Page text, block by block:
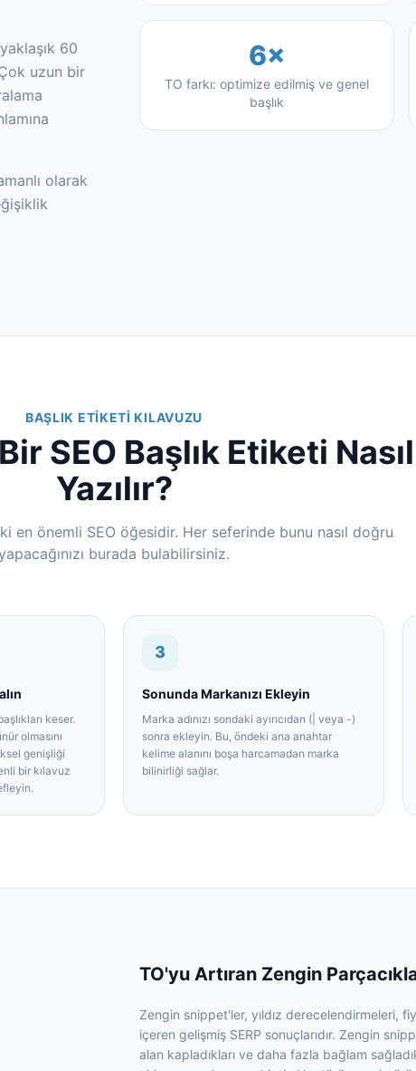
60
uzun bir
olarak
6×
TO farkı: optimize edilmiş ve genel
başlık
BAŞLIK ETIKETI KILAVUZU
SEO Başlık Etiketi Nasıl
Yazılır?
en önemli SEO öğesidir. Her seferinde bunu nasıl doğru
burada bulabilirsiniz.
keser.
olmasını
genişliği
bir kılavuz
3
Sonunda Markanızı Ekleyin
Marka adınızı sondaki ayırıcıdan (| veya -)
sonra ekleyin. Bu, öndeki ana anahtar
kelime alanını boşa harcamadan marka
bilinirliği sağlar.
TO'yu Artıran Zengin
Zengin snippet'ler, yıldız derecelendirmeleri,
içeren gelişmiş SERP sonuçlarıdır. Zengin
alan kapladıkları ve daha fazla bağlam